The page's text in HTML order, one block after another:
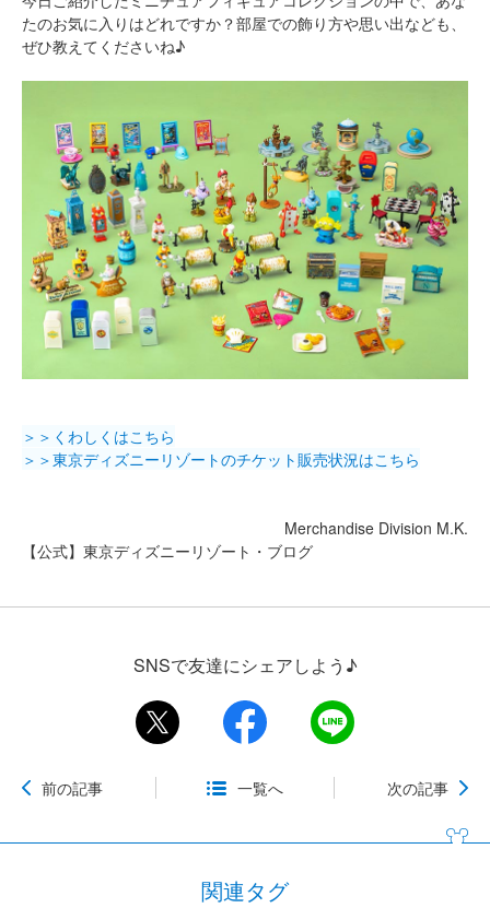
たのお気に入りはどれですか？部屋での飾り方や思い出なども、
ぜひ教えてくださいね♪
＞＞くわしくはこちら
＞＞東京ディズニーリゾートのチケット販売状況はこちら
Merchandise Division M.K.
【公式】東京ディズニーリゾート・ブログ
SNSで友達にシェアしよう♪
前の記事 一覧へ 次の記事
関連タグ